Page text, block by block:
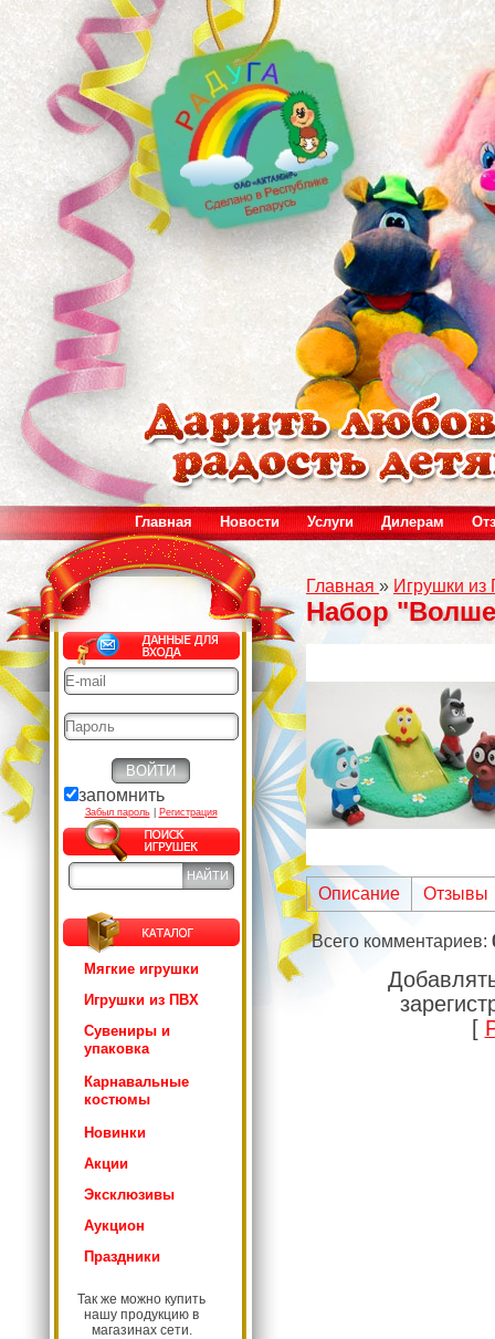
Главная Новости Услуги Дилерам
запомнить
Забыл пароль| Регистрация
Мягкие игрушки
Игрушки из ПВХ
Сувениры и
упаковка
Карнавальные
костюмы
Новинки
Акции
Эксклюзивы
Аукцион
Праздники
Так же можно купить
нашу продукцию в
магазинах сети.
Главная » Игрушки
Набор
Описание Отзывы
Всего комментариев:
[